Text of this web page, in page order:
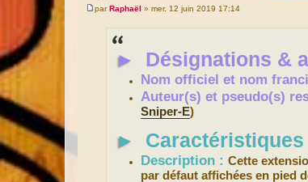
M
parRaphaël » mer. 12 juin 2019 17:14
► Désignations &
Nom officiel et nom
Auteur(s) et pseudo(s)
Sniper-E)
► Caractéristiques
Description :Cette
par défaut affichées en pied